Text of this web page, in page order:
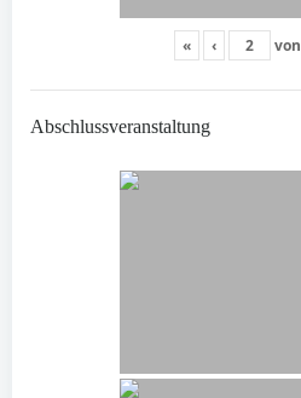
« ‹ von
Abschlussveranstaltung